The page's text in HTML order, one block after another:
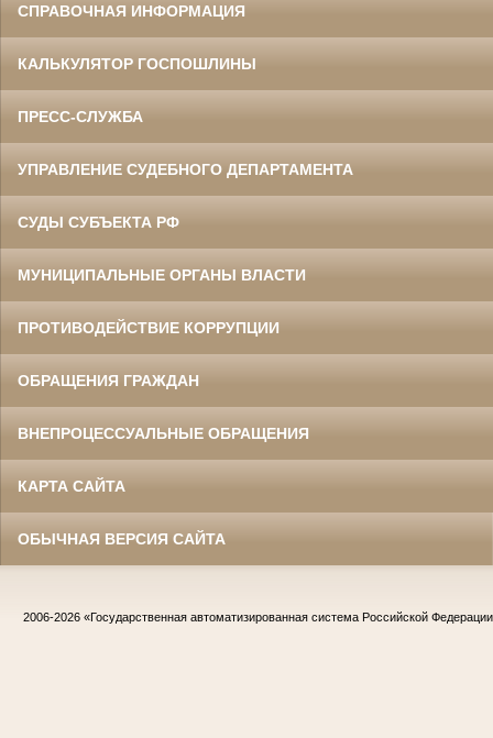
СПРАВОЧНАЯ ИНФОРМАЦИЯ
КАЛЬКУЛЯТОР ГОСПОШЛИНЫ
ПРЕСС-СЛУЖБА
УПРАВЛЕНИЕ СУДЕБНОГО ДЕПАРТАМЕНТА
СУДЫ СУБЪЕКТА РФ
МУНИЦИПАЛЬНЫЕ ОРГАНЫ ВЛАСТИ
ПРОТИВОДЕЙСТВИЕ КОРРУПЦИИ
ОБРАЩЕНИЯ ГРАЖДАН
ВНЕПРОЦЕССУАЛЬНЫЕ ОБРАЩЕНИЯ
КАРТА САЙТА
ОБЫЧНАЯ ВЕРСИЯ САЙТА
2006-2026 «Государственная автоматизированная система Российской